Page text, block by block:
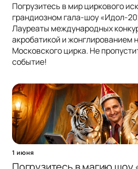
Погрузитесь в мир циркового
грандиозном гала-шоу «Идол-
Лауреаты международных
акробатикой и жонглированием
Московского цирка. Не
событие!
1 июня